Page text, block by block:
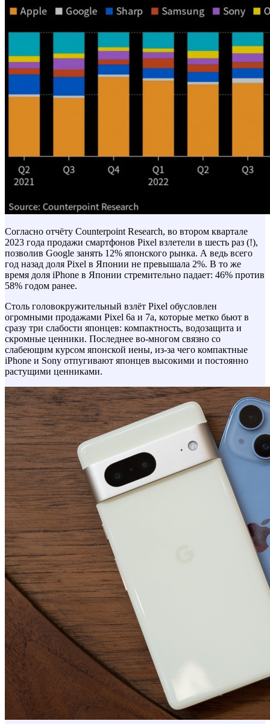
Согласно отчёту Counterpoint Research, во втором квартале
2023 года продажи смартфонов Pixel взлетели в шесть раз (!),
позволив Google занять 12% японского рынка. А ведь всего
год назад доля Pixel в Японии не превышала 2%. В то же
время доля iPhone в Японии стремительно падает: 46% против
58% годом ранее.
Столь головокружительный взлёт Pixel обусловлен
огромными продажами Pixel 6a и 7a, которые метко бьют в
сразу три слабости японцев: компактность, водозащита и
скромные ценники. Последнее во-многом связно со
слабеющим курсом японской иены, из-за чего компактные
iPhone и Sony отпугивают японцев высокими и постоянно
растущими ценниками.